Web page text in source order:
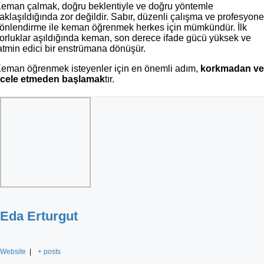
çalmak, doğru beklentiyle ve doğru yöntemle
zor değildir. Sabır, düzenli çalışma ve
ile keman öğrenmek herkes için mümkündür. İlk
aşıldığında keman, son derece ifade gücü yüksek ve
edici bir enstrümana dönüşür.
öğrenmek isteyenler için en önemli adım, korkmadan ve
etmeden başlamaktır.
Eda Erturgut
Website + posts